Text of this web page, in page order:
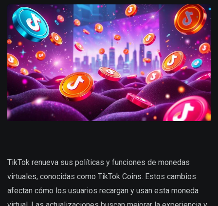
TikTok renueva sus políticas y funciones de monedas
virtuales, conocidas como TikTok Coins. Estos cambios
afectan cómo los usuarios recargan y usan esta moneda